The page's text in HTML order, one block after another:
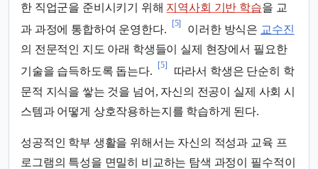
한 직업군을 준비시키기 위해 지역사회 기반 학습을 교
과 과정에 통합하여 운영한다.
[5]
이러한 방식은 교수진
의 전문적인 지도 아래 학생들이 실제 현장에서 필요한
기술을 습득하도록 돕는다.
[5]
따라서 학생은 단순히 학
문적 지식을 쌓는 것을 넘어, 자신의 전공이 실제 사회 시
스템과 어떻게 상호작용하는지를 학습하게 된다.
성공적인 학부 생활을 위해서는 자신의 적성과 교육 프
로그램의 특성을 면밀히 비교하는 탐색 과정이 필수적이